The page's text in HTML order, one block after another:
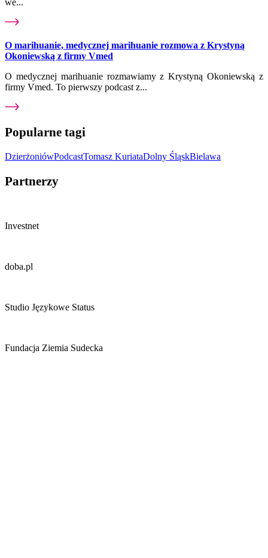
O marihuanie, medycznej marihuanie rozmowa z Krystyną
Okoniewską z firmy Vmed
O medycznej marihuanie rozmawiamy z Krystyną Okoniewską z
firmy Vmed. To pierwszy podcast z...
Popularne tagi
DzierżoniówPodcastTomasz KuriataDolny ŚląskBielawa
Partnerzy
Investnet
doba.pl
Studio Językowe Status
Fundacja Ziemia Sudecka